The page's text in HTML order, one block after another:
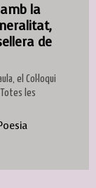
la
de
el Col·loqui
les